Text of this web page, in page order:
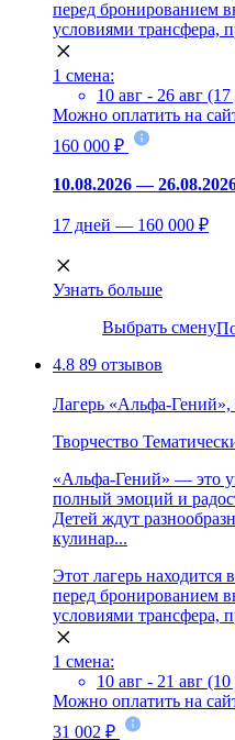
перед бронированием
условиями трансфера,
1 смена:
10 авг - 26 авг
Можно оплатить на
160 000 ₽
10.08.2026 —
17 дней — 160 000 ₽
Узнать больше
Выбрать смену
4.8 89 отзывов
Лагерь «Альфа-
Творчество
«Альфа-Гений» — это
полный эмоций и
Детей ждут
кулинар...
Этот лагерь находится
перед бронированием
условиями трансфера,
1 смена:
10 авг - 21 авг
Можно оплатить на
31 002 ₽